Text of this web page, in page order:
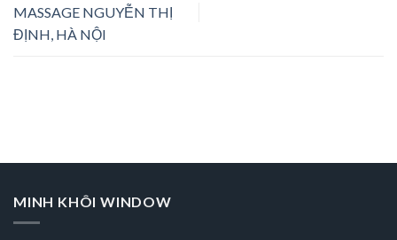
MASSAGE NGUYỄN THỊ
ĐỊNH, HÀ NỘI
MINH KHÔI WINDOW